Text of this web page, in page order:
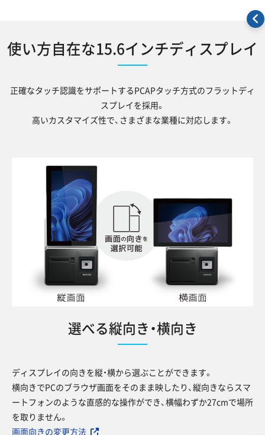
使い方自在な15.6インチディスプレイ
正確なタッチ認識をサポートするPCAPタッチ方式のフラットディ
スプレイを採用。
高いカスタマイズ性で、さまざまな業種に対応します。
選べる縦向き・横向き
ディスプレイの向きを縦・横から選ぶことができます。
横向きでPCのブラウザ画面をそのまま映したり、縦向きならスマ
ートフォンのような直感的な操作ができ、横幅わずか27cmで場所
を取りません。
画面向きの変更方法